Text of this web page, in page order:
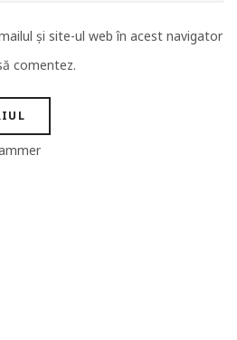
și site-ul web în acest navigator
comentez.